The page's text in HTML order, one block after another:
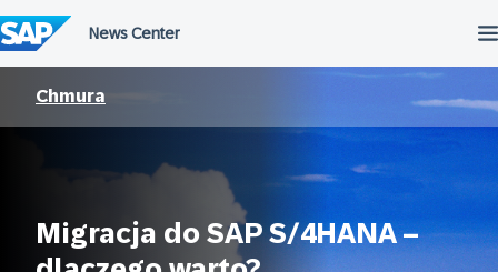
do
treści
Chmura
Migracja do SAP S/4HANA –